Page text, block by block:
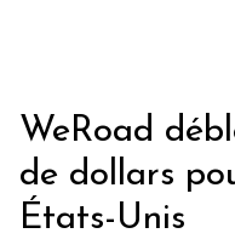
WeRoad
de dollars
États-Unis